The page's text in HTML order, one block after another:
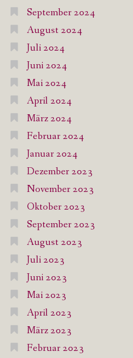
September 2024
August 2024
Juli 2024
Juni 2024
Mai 2024
April 2024
März 2024
Februar 2024
Januar 2024
Dezember 2023
November 2023
Oktober 2023
September 2023
August 2023
Juli 2023
Juni 2023
Mai 2023
April 2023
März 2023
Februar 2023